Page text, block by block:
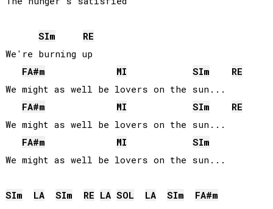
SIm
RE
We're burning up
FA#m MI SIm
RE
We might as well be lovers on the sun...
FA#m MI SIm
RE
We might as well be lovers on the sun...
FA#m MI SIm
SIm LA SIm RE LA SOL LA SIm FA#m